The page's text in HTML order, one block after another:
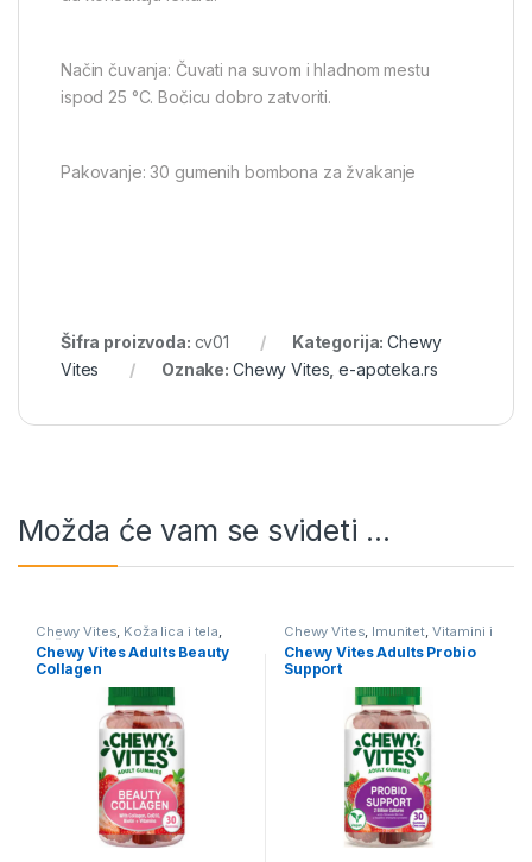
Način čuvanja: Čuvati na suvom i hladnom mestu
ispod 25 °C. Bočicu dobro zatvoriti.
Pakovanje: 30 gumenih bombona za žvakanje
Šifra proizvoda: cv01 Kategorija:Chewy
Vites
Oznake: Chewy Vites ,e-apoteka.rs
Možda će vam se svideti …
Chewy Vites Koža lica i tela
Koža, Kosa, Nokti
Chewy Vites Adults Beauty
Collagen
Chewy Vites Imunitet Vitamini i
Minerali
Chewy Vites Adults Probio
Support